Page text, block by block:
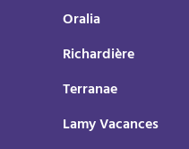
Oralia
Richardière
Terranae
Lamy Vacances